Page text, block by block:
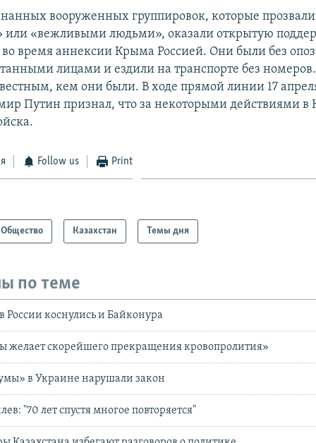
вооруженных группировок, которые
или «вежливыми людьми», оказали открытую
во время аннексии Крыма Россией. Они были без
лицами и ездили на транспорте без
кем они были. B ходе прямой линии 17
Путин признал, что за некоторыми действиями в
Follow us Print
Общество Казахстан Темы дня
по теме
России коснулись и Байконура
желает скорейшего прекращения кровопролития»
в Украине нарушали закон
"70 лет спустя многое повторяется"